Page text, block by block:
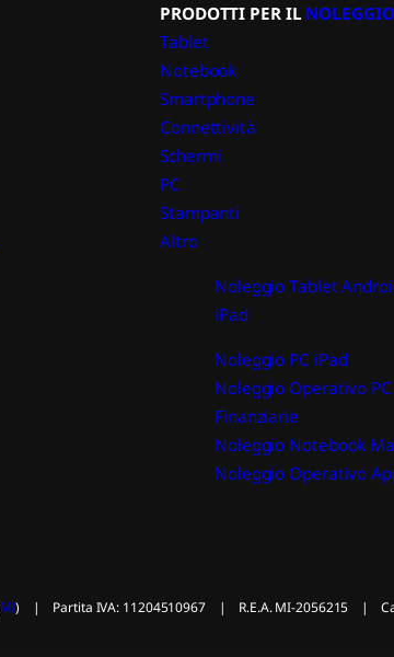
PRODOTTI PER IL NOLEGGIO
Tablet
Notebook
Smartphone
Connettività
Schermi
PC
Stampanti
Altro
Noleggio Tablet
iPad
Noleggio PC iPad
Noleggio Operativo PC
Finanziarie
Noleggio Notebook
Noleggio Operativo
MI) | Partita IVA: 11204510967 | R.E.A. MI-2056215 |